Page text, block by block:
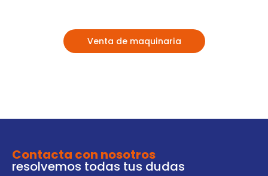
Venta de maquinaria
Contacta con nosotros
resolvemos todas tus dudas